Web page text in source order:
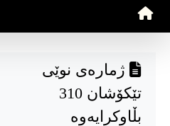
ژماره‌ی نوێی
تێکۆشان 310
بڵاوکرایه‌وه‌